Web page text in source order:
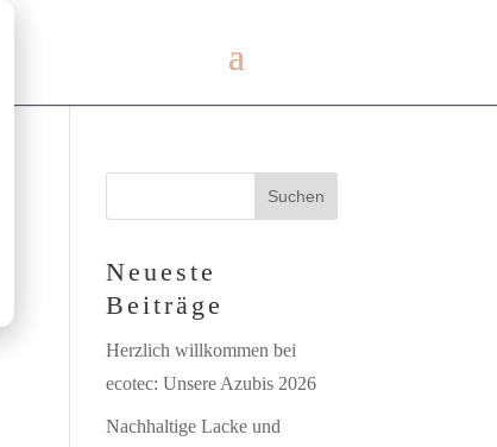
Neueste
Beiträge
Herzlich willkommen bei
ecotec: Unsere Azubis 2026
Nachhaltige Lacke und